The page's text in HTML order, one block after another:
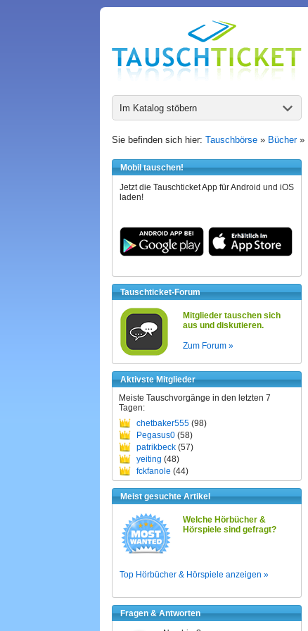
Im Katalog stöbern
Sie befinden sich hier: Tauschbörse » Bücher»
Mobil tauschen!
Jetzt die Tauschticket App für Android und iOS
laden!
Tauschticket-Forum
Mitglieder tauschen sich
aus und diskutieren.
Zum Forum »
Aktivste Mitglieder
Meiste Tauschvorgänge in den letzten 7
Tagen:
chetbaker555 (98)
Pegasus0 (58)
patrikbeck (57)
yeiting (48)
fckfanole (44)
Meist gesuchte Artikel
Welche Hörbücher &
Hörspiele sind gefragt?
Top Hörbücher & Hörspiele anzeigen »
Fragen & Antworten